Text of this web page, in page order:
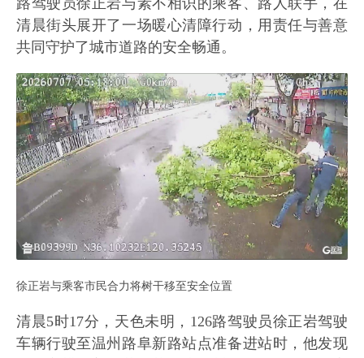
路驾驶员徐正岩与素不相识的乘客、路人联手，在
清晨街头展开了一场暖心清障行动，用责任与善意
共同守护了城市道路的安全畅通。
徐正岩与乘客市民合力将树干移至安全位置
清晨5时17分，天色未明，126路驾驶员徐正岩驾驶
车辆行驶至温州路阜新路站点准备进站时，他发现